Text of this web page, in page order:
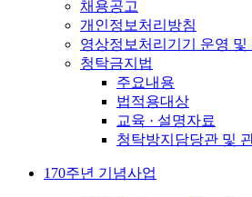
채용공고
개인정보처리방침
영상정보처리기기 운영 및
청탁금지법
주요내용
법적용대상
교육 · 설명자료
청탁방지담당관 및
170주년 기념사업